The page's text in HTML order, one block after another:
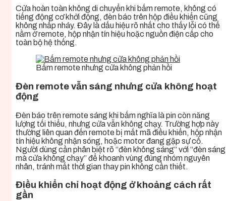
Cửa hoàn toàn không di chuyển khi bấm remote, không có
tiếng động cơ khởi động, đèn báo trên hộp điều khiển cũng
không nhấp nháy. Đây là dấu hiệu rõ nhất cho thấy lỗi có thể
nằm ở remote, hộp nhận tín hiệu hoặc nguồn điện cấp cho
toàn bộ hệ thống.
Bấm remote nhưng cửa không phản hồi
Đèn remote vẫn sáng nhưng cửa không hoạt
động
Đèn báo trên remote sáng khi bấm nghĩa là pin còn năng
lượng tối thiểu, nhưng cửa vẫn không chạy. Trường hợp này
thường liên quan đến remote bị mất mã điều khiển, hộp nhận
tín hiệu không nhận sóng, hoặc motor đang gặp sự cố.
Người dùng cần phân biệt rõ “đèn không sáng” với “đèn sáng
mà cửa không chạy” để khoanh vùng đúng nhóm nguyên
nhân, tránh mất thời gian thay pin không cần thiết.
Điều khiển chỉ hoạt động ở khoảng cách rất
gần